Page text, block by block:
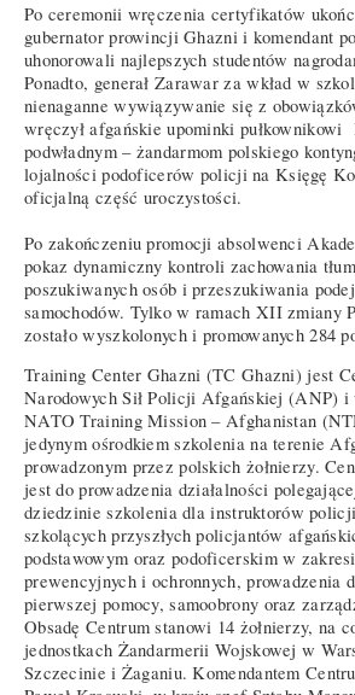
Po ceremonii wręczenia certyfikatów
gubernator prowincji Ghazni i komendant
uhonorowali najlepszych studentów
Ponadto, generał Zarawar za wkład w
nienaganne wywiązywanie się z
wręczył afgańskie upominki
podwładnym – żandarmom polskiego
lojalności podoficerów policji na Księgę
oficjalną część uroczystości.
Po zakończeniu promocji absolwenci
pokaz dynamiczny kontroli zachowania
poszukiwanych osób i przeszukiwania
samochodów. Tylko w ramach XII zmiany
zostało wyszkolonych i promowanych 284
Training Center Ghazni (TC Ghazni) jest
Narodowych Sił Policji Afgańskiej (ANP)
NATO Training Mission – Afghanistan
jedynym ośrodkiem szkolenia na terenie
prowadzonym przez polskich żołnierzy.
jest do prowadzenia działalności
dziedzinie szkolenia dla instruktorów
szkolących przyszłych policjantów
podstawowym oraz podoficerskim w
prewencyjnych i ochronnych, prowadzenia
pierwszej pomocy, samoobrony oraz
Obsadę Centrum stanowi 14 żołnierzy, na
jednostkach Żandarmerii Wojskowej w
Szczecinie i Żaganiu. Komendantem